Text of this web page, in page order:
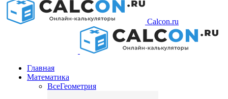
Calcon.ru
Главная
Математика
ВсеГеометрия